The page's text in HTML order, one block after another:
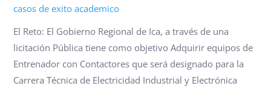
casos de exito academico
El Reto: El Gobierno Regional de Ica, a través de una
licitación Pública tiene como objetivo Adquirir equipos de
Entrenador con Contactores que será designado para la
Carrera Técnica de Electricidad Industrial y Electrónica
NASCA